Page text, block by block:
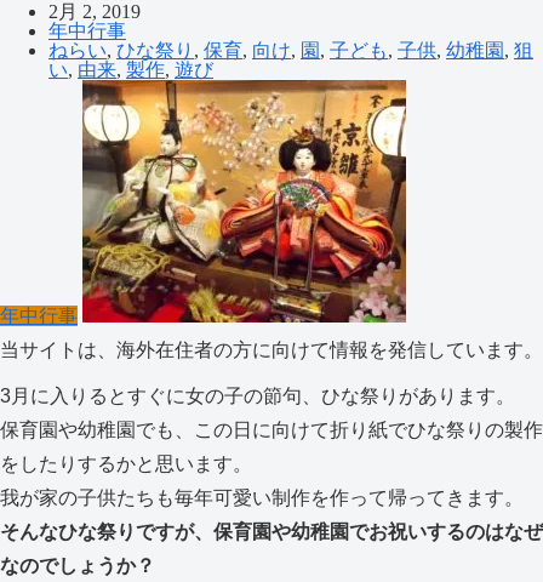
2月 2, 2019
年中行事
ねらい, ひな祭り , 保育, 向け, 園 , 子ども, 子供, 幼稚園 , 狙
い, 由来, 製作, 遊び
年中行事
当サイトは、海外在住者の方に向けて情報を発信しています。
3月に入りるとすぐに女の子の節句、ひな祭りがあります。
保育園や幼稚園でも、この日に向けて折り紙でひな祭りの製作
をしたりするかと思います。
我が家の子供たちも毎年可愛い制作を作って帰ってきます。
そんなひな祭りですが、保育園や幼稚園でお祝いするのはなぜ
なのでしょうか？